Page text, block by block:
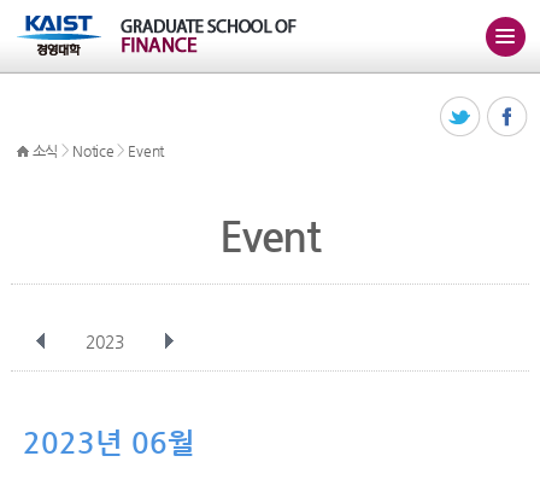
소식 > Notice > Event
Event
2023
12월
2023년 06월